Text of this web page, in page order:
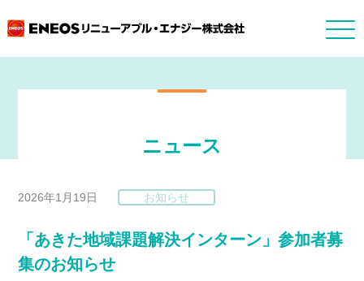
ニュース
2026年1月19日 お知らせ
「あきた地域課題解決インターン」参加者募
集のお知らせ